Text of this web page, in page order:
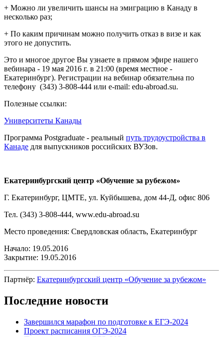
+ Можно ли увеличить шансы на эмиграцию в Канаду в
несколько раз;
+ По каким причинам можно получить отказ в визе и как
этого не допустить.
Это и многое другое Вы узнаете в прямом эфире нашего
вебинара - 19 мая 2016 г. в 21:00 (время местное -
Екатеринбург). Регистрации на вебинар обязательна по
телефону (343) 3-808-444 или e-mail: edu-abroad.su.
Полезные ссылки:
Университеты Канады
Программа Postgraduate - реальный путь трудоустройства в
Канаде для выпускников российских ВУЗов.
Екатеринбургский центр «Обучение за рубежом»
Г. Екатеринбург, ЦМТЕ, ул. Куйбышева, дом 44-Д, офис 806
Тел. (343) 3-808-444, www.edu-abroad.su
Место проведения: Свердловская область, Екатеринбург
Начало: 19.05.2016
Закрытие: 19.05.2016
Партнёр: Екатеринбургский центр «Обучение за рубежом»
Последние новости
Завершился марафон по подготовке к ЕГЭ-2024
Проект расписания ОГЭ-2024